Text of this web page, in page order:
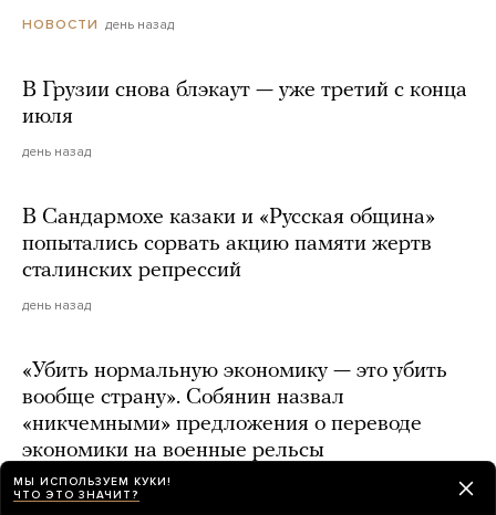
НОВОСТИ день назад
В Грузии снова блэкаут — уже третий с конца
июля
день назад
В Сандармохе казаки и «Русская община»
попытались сорвать акцию памяти жертв
сталинских репрессий
день назад
«Убить нормальную экономику — это убить
вообще страну». Собянин назвал
«никчемными» предложения о переводе
экономики на военные рельсы
день назад
МЫ ИСПОЛЬЗУЕМ КУКИ!
ЧТО ЭТО ЗНАЧИТ?